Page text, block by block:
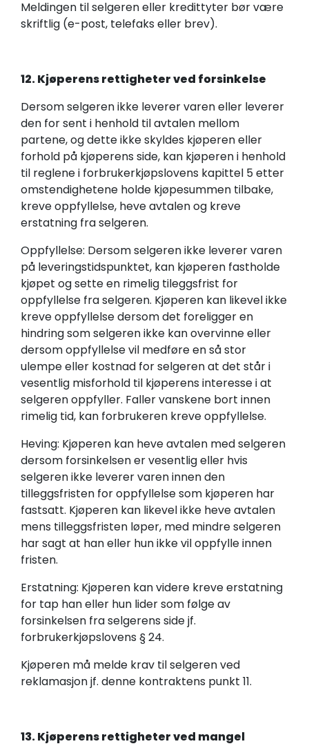
Meldingen til selgeren eller kredittyter bør være
skriftlig (e-post, telefaks eller brev).
12. Kjøperens rettigheter ved forsinkelse
Dersom selgeren ikke leverer varen eller leverer
den for sent i henhold til avtalen mellom
partene, og dette ikke skyldes kjøperen eller
forhold på kjøperens side, kan kjøperen i henhold
til reglene i forbrukerkjøpslovens kapittel 5 etter
omstendighetene holde kjøpesummen tilbake,
kreve oppfyllelse, heve avtalen og kreve
erstatning fra selgeren.
Oppfyllelse: Dersom selgeren ikke leverer varen
på leveringstidspunktet, kan kjøperen fastholde
kjøpet og sette en rimelig tileggsfrist for
oppfyllelse fra selgeren. Kjøperen kan likevel ikke
kreve oppfyllelse dersom det foreligger en
hindring som selgeren ikke kan overvinne eller
dersom oppfyllelse vil medføre en så stor
ulempe eller kostnad for selgeren at det står i
vesentlig misforhold til kjøperens interesse i at
selgeren oppfyller. Faller vanskene bort innen
rimelig tid, kan forbrukeren kreve oppfyllelse.
Heving: Kjøperen kan heve avtalen med selgeren
dersom forsinkelsen er vesentlig eller hvis
selgeren ikke leverer varen innen den
tilleggsfristen for oppfyllelse som kjøperen har
fastsatt. Kjøperen kan likevel ikke heve avtalen
mens tilleggsfristen løper, med mindre selgeren
har sagt at han eller hun ikke vil oppfylle innen
fristen.
Erstatning: Kjøperen kan videre kreve erstatning
for tap han eller hun lider som følge av
forsinkelsen fra selgerens side jf.
forbrukerkjøpslovens § 24.
Kjøperen må melde krav til selgeren ved
reklamasjon jf. denne kontraktens punkt 11.
13. Kjøperens rettigheter ved mangel